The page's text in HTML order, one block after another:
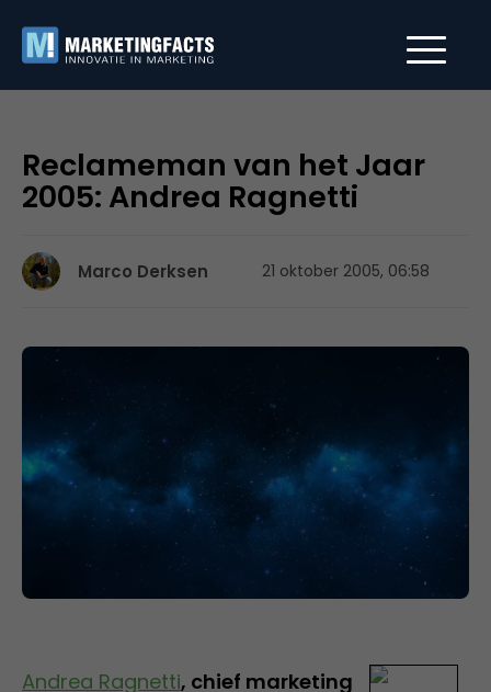
Reclameman van het Jaar
2005: Andrea Ragnetti
Marco Derksen 21 oktober 2005, 06:58
Andrea Ragnetti, chief marketing